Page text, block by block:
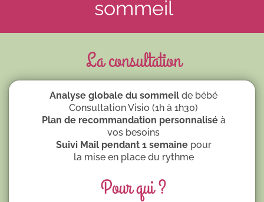
sommeil
La consultation
Analyse globale du sommeil de bébé
Consultation Visio (1h à 1h30)
Plan de recommandation personnaliséà
vos besoins
Suivi Mail pendant 1 semainepour
la mise en place du rythme
Pour qui ?